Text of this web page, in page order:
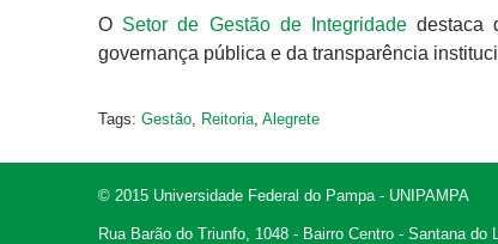
O Setor de Gestão de Integridadedestaca
governança pública e da transparência
Tags: Gestão Reitoria Alegrete
© 2015 Universidade Federal do Pampa - UNIPAMPA
Rua Barão do Triunfo, 1048 - Bairro Centro - Santana do